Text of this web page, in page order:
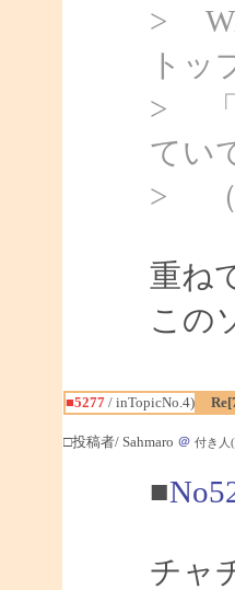
>
トッ
> 「
てい
> （
重ね
この
■5277/ inTopicNo.4)
□投稿者/ Sahmaro ＠ 付き人
■
チャ